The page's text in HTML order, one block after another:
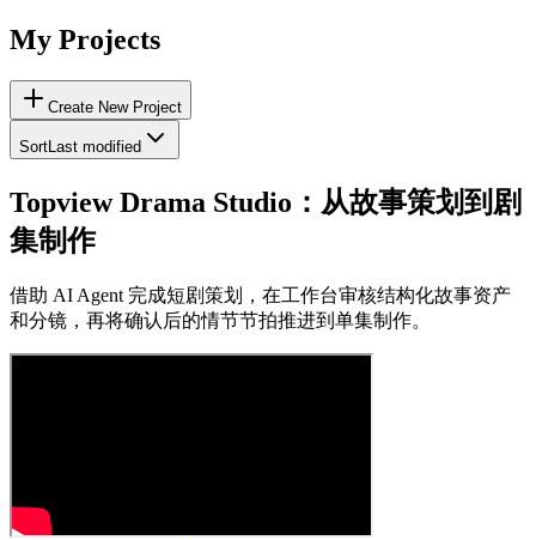
My Projects
Create New Project
Sort Last modified
Topview Drama Studio：从故事策划到剧
集制作
借助 AI Agent 完成短剧策划，在工作台审核结构化故事资产
和分镜，再将确认后的情节节拍推进到单集制作。